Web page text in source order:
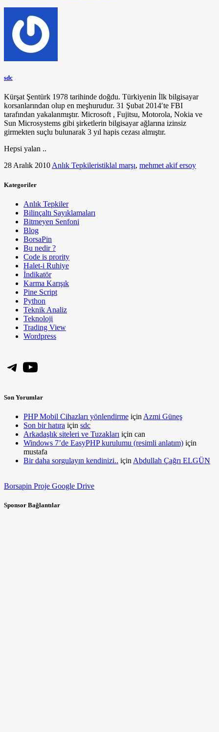
sdc
Kürşat Şentürk 1978 tarihinde doğdu. Türkiyenin İlk bilgisayar
korsanlarından olup en meşhurudur. 31 Şubat 2014′te FBI
tarafından yakalanmıştır. Microsoft , Fujitsu, Motorola, Nokia ve
Sun Microsystems gibi şirketlerin bilgisayar ağlarına izinsiz
girmekten suçlu bulunarak 3 yıl hapis cezası almıştır.
Hepsi yalan ..
28 Aralık 2010Anlık Tepkileristiklal marşı, mehmet akif ersoy
Kategoriler
Anlık Tepkiler
Bilinçaltı Sayıklamaları
Bitmeyen Senfoni
Blog
BorsaPin
Bu nedir ?
Code is prority
Halet-i Ruhiye
İndikatör
Karma Karışık
Pine Script
Python
Teknik Analiz
Teknoloji
Trading View
Wordpress
Telegram
YouTube
Son Yorumlar
PHP Mobil Cihazları yönlendirme için Azmi Güneş
Son bir hatıra için sdc
Arkadaşlık siteleri ve Tuzakları için can
Windows 7’de EasyPHP kurulumu (resimli anlatım) için
mustafa
Bir daha sorgulayın kendinizi.. için Abdullah Çağrı ELGÜN
Borsapin Proje Google Drive
Sponsor Bağlantılar